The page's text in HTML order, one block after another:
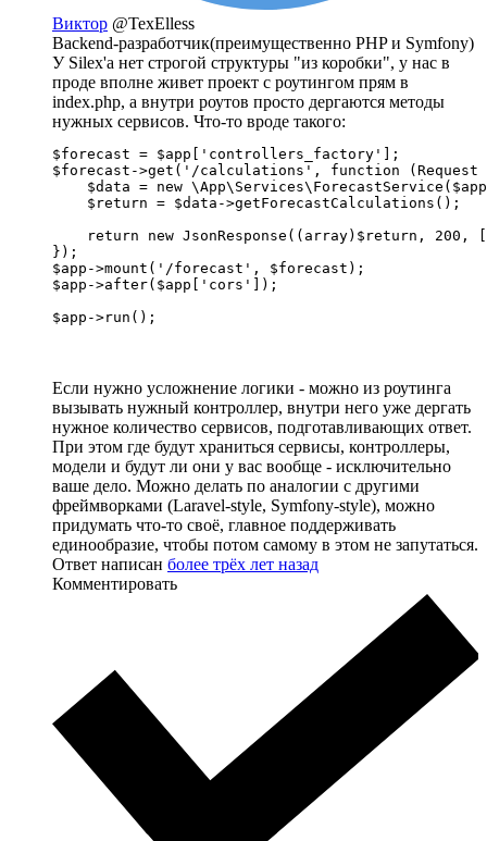
Виктор @TexElless
Backend-разработчик(преимущественно PHP и Symfony)
У Silex'а нет строгой структуры "из коробки", у нас в
проде вполне живет проект с роутингом прям в
index.php, а внутри роутов просто дергаются методы
нужных сервисов. Что-то вроде такого:
$forecast = $app['controllers_factory'];
$forecast->get('/calculations', function (Request
$data = new
    $return = $data->getForecastCalculations();
return new JsonResponse((array)$return, 200,
});
$app->mount('/forecast', $forecast);
$app->after($app['cors']);
$app->run();
Если нужно усложнение логики - можно из роутинга
вызывать нужный контроллер, внутри него уже дергать
нужное количество сервисов, подготавливающих ответ.
При этом где будут храниться сервисы, контроллеры,
модели и будут ли они у вас вообще - исключительно
ваше дело. Можно делать по аналогии с другими
фреймворками (Laravel-style, Symfony-style), можно
придумать что-то своё, главное поддерживать
единообразие, чтобы потом самому в этом не запутаться.
Ответ написан более трёх лет назад
Комментировать